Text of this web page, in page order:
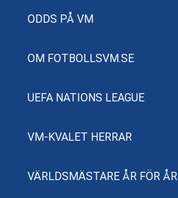
ODDS PÅ VM
OM FOTBOLLSVM.SE
UEFA NATIONS LEAGUE
VM-KVALET HERRAR
VÄRLDSMÄSTARE ÅR FÖR ÅR